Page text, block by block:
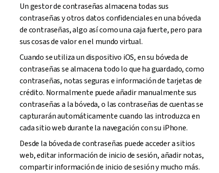
Un gestor de contraseñas almacena todas sus
contraseñas y otros datos confidenciales en una bóveda
de contraseñas, algo así como una caja fuerte, pero para
sus cosas de valor en el mundo virtual.
Cuando se utiliza un dispositivo iOS, en su bóveda de
contraseñas se almacena todo lo que ha guardado, como
contraseñas, notas seguras e información de tarjetas de
crédito. Normalmente puede añadir manualmente sus
contraseñas a la bóveda, o las contraseñas de cuentas se
capturarán automáticamente cuando las introduzca en
cada sitio web durante la navegación con su iPhone.
Desde la bóveda de contraseñas puede acceder a sitios
web, editar información de inicio de sesión, añadir notas,
compartir información de inicio de sesión y mucho más.